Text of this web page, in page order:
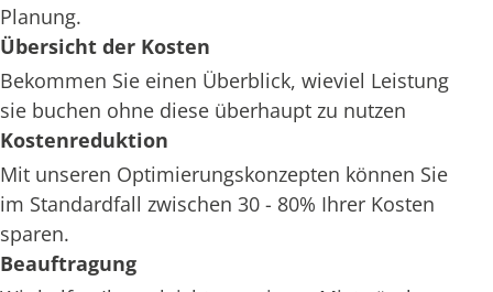
Planung.
Übersicht der Kosten
Bekommen Sie einen Überblick, wieviel Leistung
sie buchen ohne diese überhaupt zu nutzen
Kostenreduktion
Mit unseren Optimierungskonzepten können Sie
im Standardfall zwischen 30 - 80% Ihrer Kosten
sparen.
Beauftragung